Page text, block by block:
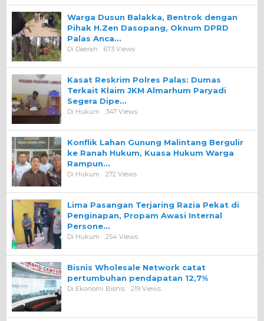
Warga Dusun Balakka, Bentrok dengan
Pihak H.Zen Dasopang, Oknum DPRD
Palas Anca…
Di Daerah 673 Views
Kasat Reskrim Polres Palas: Dumas
Terkait Klaim JKM Almarhum Paryadi
Segera Dipe…
Di Hukum 347 Views
Konflik Lahan Gunung Malintang Bergulir
ke Ranah Hukum, Kuasa Hukum Warga
Rampun…
Di Hukum 272 Views
Lima Pasangan Terjaring Razia Pekat di
Penginapan, Propam Awasi Internal
Persone…
Di Hukum 254 Views
Bisnis Wholesale Network catat
pertumbuhan pendapatan 12,7%
Di Ekonomi Bisnis 219 Views